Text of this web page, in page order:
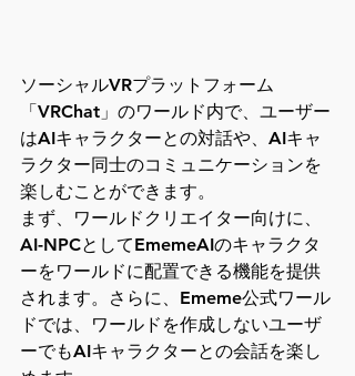
ソーシャルVRプラットフォーム
「VRChat」のワールド内で、ユーザー
はAIキャラクターとの対話や、AIキャ
ラクター同士のコミュニケーションを
楽しむことができます。
まず、ワールドクリエイター向けに、
AI-NPCとしてEmemeAIのキャラクタ
ーをワールドに配置できる機能を提供
されます。さらに、Ememe公式ワール
ドでは、ワールドを作成しないユーザ
ーでもAIキャラクターとの会話を楽し